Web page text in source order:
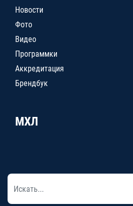
Новости
Фото
Видео
Программки
Аккредитация
Брендбук
МХЛ